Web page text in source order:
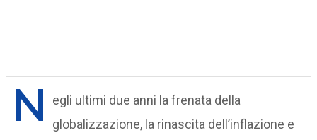
N
egli ultimi due anni la frenata della
globalizzazione, la rinascita dell’inflazione e